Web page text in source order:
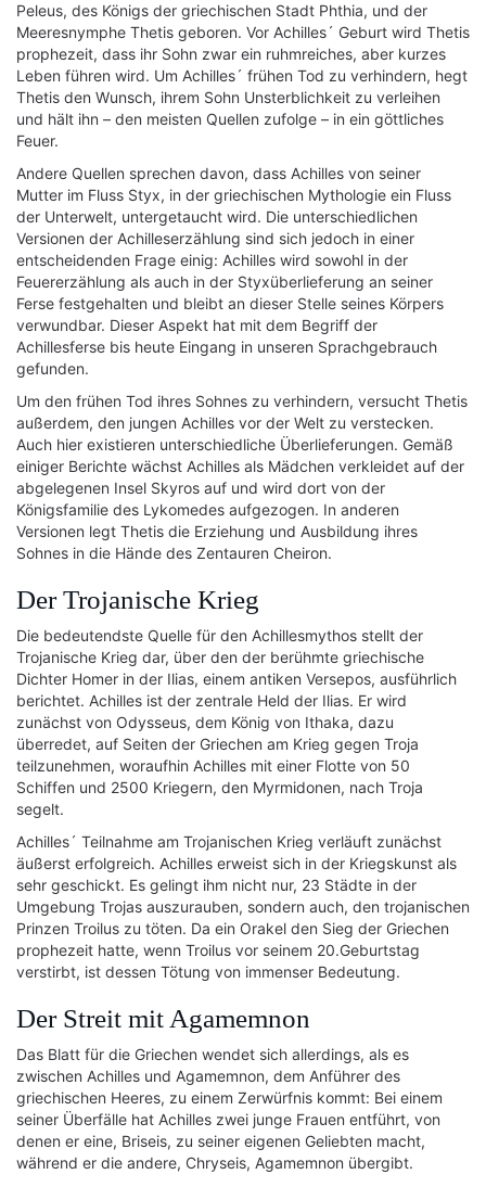
Peleus, des Königs der griechischen Stadt Phthia, und der
Meeresnymphe Thetis geboren. Vor Achilles´ Geburt wird Thetis
prophezeit, dass ihr Sohn zwar ein ruhmreiches, aber kurzes
Leben führen wird. Um Achilles´ frühen Tod zu verhindern, hegt
Thetis den Wunsch, ihrem Sohn Unsterblichkeit zu verleihen
und hält ihn – den meisten Quellen zufolge – in ein göttliches
Feuer.
Andere Quellen sprechen davon, dass Achilles von seiner
Mutter im Fluss Styx, in der griechischen Mythologie ein Fluss
der Unterwelt, untergetaucht wird. Die unterschiedlichen
Versionen der Achilleserzählung sind sich jedoch in einer
entscheidenden Frage einig: Achilles wird sowohl in der
Feuererzählung als auch in der Styxüberlieferung an seiner
Ferse festgehalten und bleibt an dieser Stelle seines Körpers
verwundbar. Dieser Aspekt hat mit dem Begriff der
Achillesferse bis heute Eingang in unseren Sprachgebrauch
gefunden.
Um den frühen Tod ihres Sohnes zu verhindern, versucht Thetis
außerdem, den jungen Achilles vor der Welt zu verstecken.
Auch hier existieren unterschiedliche Überlieferungen. Gemäß
einiger Berichte wächst Achilles als Mädchen verkleidet auf der
abgelegenen Insel Skyros auf und wird dort von der
Königsfamilie des Lykomedes aufgezogen. In anderen
Versionen legt Thetis die Erziehung und Ausbildung ihres
Sohnes in die Hände des Zentauren Cheiron.
Der Trojanische Krieg
Die bedeutendste Quelle für den Achillesmythos stellt der
Trojanische Krieg dar, über den der berühmte griechische
Dichter Homer in der Ilias, einem antiken Versepos, ausführlich
berichtet. Achilles ist der zentrale Held der Ilias. Er wird
zunächst von Odysseus, dem König von Ithaka, dazu
überredet, auf Seiten der Griechen am Krieg gegen Troja
teilzunehmen, woraufhin Achilles mit einer Flotte von 50
Schiffen und 2500 Kriegern, den Myrmidonen, nach Troja
segelt.
Achilles´ Teilnahme am Trojanischen Krieg verläuft zunächst
äußerst erfolgreich. Achilles erweist sich in der Kriegskunst als
sehr geschickt. Es gelingt ihm nicht nur, 23 Städte in der
Umgebung Trojas auszurauben, sondern auch, den trojanischen
Prinzen Troilus zu töten. Da ein Orakel den Sieg der Griechen
prophezeit hatte, wenn Troilus vor seinem 20.Geburtstag
verstirbt, ist dessen Tötung von immenser Bedeutung.
Der Streit mit Agamemnon
Das Blatt für die Griechen wendet sich allerdings, als es
zwischen Achilles und Agamemnon, dem Anführer des
griechischen Heeres, zu einem Zerwürfnis kommt: Bei einem
seiner Überfälle hat Achilles zwei junge Frauen entführt, von
denen er eine, Briseis, zu seiner eigenen Geliebten macht,
während er die andere, Chryseis, Agamemnon übergibt.